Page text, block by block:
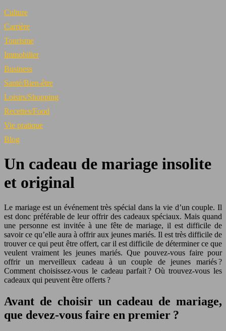
Culture
Carrière
Tourisme
Immobilier
Business
Santé/Bien-être
Loisirs/Shopping
Recettes/Food
Vie pratique
Blog
Un cadeau de mariage insolite
et original
Le mariage est un événement très spécial dans la vie d’un couple. Il
est donc préférable de leur offrir des cadeaux spéciaux. Mais quand
une personne est invitée à une fête de mariage, il est difficile de
savoir ce qu’elle aura à offrir aux jeunes mariés. Il est très difficile de
trouver ce qui peut être offert, car il est difficile de déterminer ce que
veulent vraiment les jeunes mariés. Que pouvez-vous faire pour
offrir un merveilleux cadeau à un couple de jeunes mariés ?
Comment choisissez-vous le cadeau parfait ? Où trouvez-vous les
cadeaux qui peuvent être offerts ?
Avant de choisir un cadeau de mariage,
que devez-vous faire en premier ?